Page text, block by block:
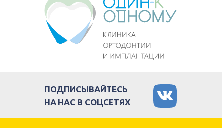
ПОДПИСЫВАЙТЕСЬ
НА НАС В СОЦСЕТЯХ